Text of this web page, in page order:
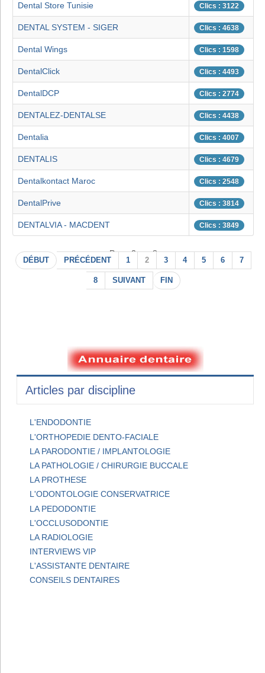
Dental Store Tunisie Clics : 3122
DENTAL SYSTEM - SIGER Clics : 4638
Dental Wings Clics : 1598
DentalClick Clics : 4493
DentalDCP Clics : 2774
DENTALEZ-DENTALSE Clics : 4438
Dentalia Clics : 4007
DENTALIS Clics : 4679
Dentalkontact Maroc Clics : 2548
DentalPrive Clics : 3814
DENTALVIA - MACDENT Clics : 3849
Page 2 sur 8
DÉBUT PRÉCÉDENT 1 2 3 4 5 6 7
8 SUIVANT FIN
Articles par discipline
L'ENDODONTIE
L'ORTHOPEDIE DENTO-FACIALE
LA PARODONTIE / IMPLANTOLOGIE
LA PATHOLOGIE / CHIRURGIE BUCCALE
LA PROTHESE
L'ODONTOLOGIE CONSERVATRICE
LA PEDODONTIE
L'OCCLUSODONTIE
LA RADIOLOGIE
INTERVIEWS VIP
L'ASSISTANTE DENTAIRE
CONSEILS DENTAIRES